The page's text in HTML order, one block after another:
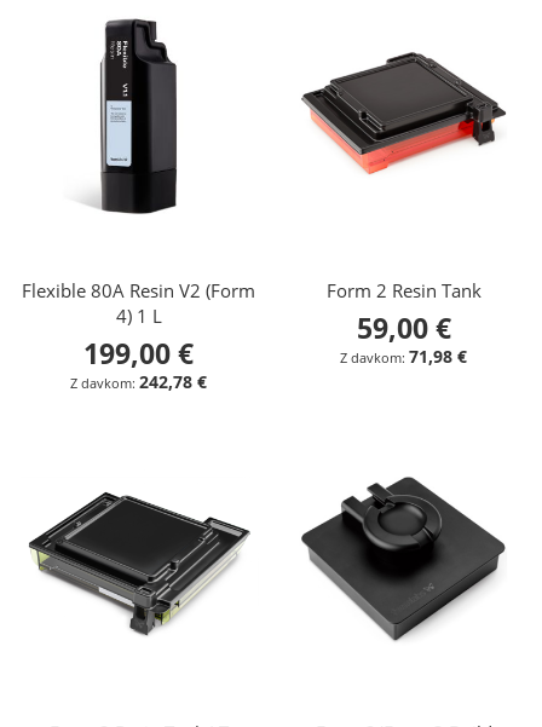
Flexible 80A Resin V2 (Form
4) 1 L
199,00 €
242,78 €
Form 2 Resin Tank
59,00 €
71,98 €